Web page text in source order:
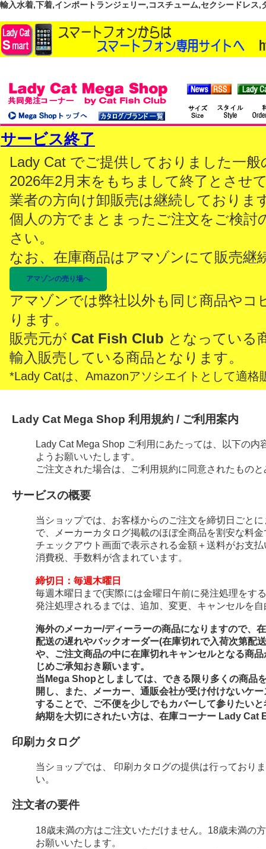
輸入水着,下着,インポートランジェリー,コスチューム,セクシードレス
サービス終了
Lady Cat でご提供しておりました一
2026年2月末をもちまして終了とさせ
業者の方向け卸販売は継続しておりま
個人の方でまとまったご注文をご検討
さい。
なお、在庫商品はアマゾンにて販売継
アマゾンの売り場へ
アマゾンでは弊社以外も同じ商品やコ
ります。
販売元が Cat Fish Club となっている
輸入販売している商品となります。
*Lady Catは、Amazonアソシエイトとして適格
Lady Cat Mega Shop 利用規約 / ご利用案内
Lady Cat Mega Shop ご利用にあたっては、以下の
ようお願いいたします。
ご注文された場合は、ご利用規約に同意されたもの
サービスの概要
当ショップでは、お客様からのご注文を締切日ごと
で、メーカーカタログ掲載のほぼ全商品を割安な料
チェックアウト画面で表示される金額＋送料がお支
消費税、手数料が含まれています。
締切日：毎週木曜日
毎週木曜日まで(実際には金曜日午前に発注処理をす
発注処理されるまでは、追加、変更、キャンセルを
海外のメーカー/ディーラーの商品になりますので、
配送の遅れやバックオーダー(在庫切れで入荷次第配
や、ご注文商品の中に在庫切れキャンセルとなる商
じめご承知おき願います。
当Mega Shopとしましては、できる限り多くの商品
開し、また、メーカー、通販会社が受け付けないケ
することで、ご不便を少しでもカバーして参りたい
納期を大切にされたい方は、在庫コーナー Lady Cat
印刷カタログ
当ショップでは、 印刷カタログの提供は行っており
い。
注文者の要件
18歳未満の方はご注文いただけません。18歳未満の
お願いいたします。